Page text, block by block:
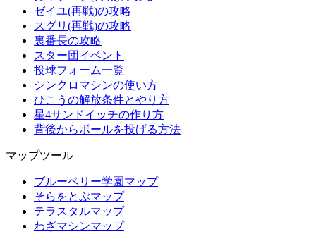
ゼイユ(再戦)の攻略
スグリ(再戦)の攻略
裏番長の攻略
スター団イベント
投球フォーム一覧
シンクロマシンの使い方
ひこうの解放条件とやり方
星4サンドイッチの作り方
背後からボールを投げる方法
マップツール
ブルーベリー学園マップ
そらをとぶマップ
テラスタルマップ
わざマシンマップ